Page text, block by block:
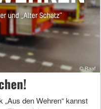
den Wehren“ kannst